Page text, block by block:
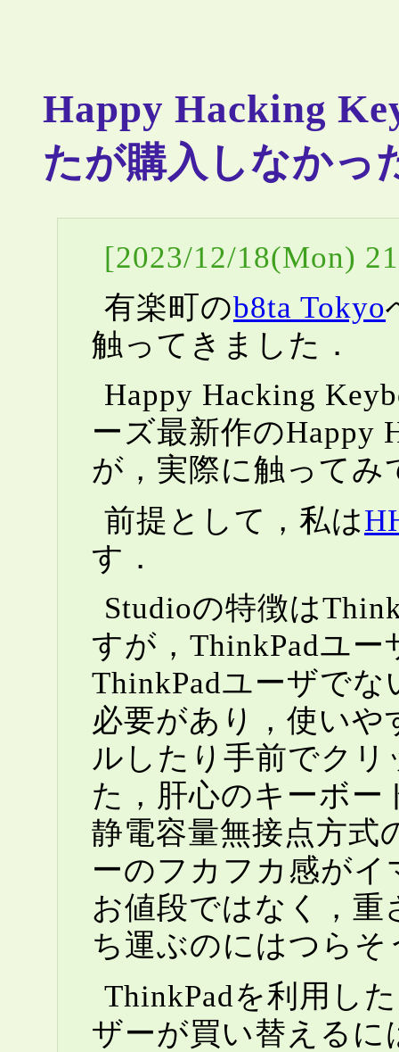
Happy Hacking
たが購入しなかっ
[2023/12/18(Mon)
有楽町のb8ta Tokyo
触ってきました．
Happy Hacking
ーズ最新作のHappy
が，実際に触ってみ
前提として，私は
す．
Studioの特徴は
すが，ThinkPadユ
ThinkPadユーザで
必要があり，使い
ルしたり手前でク
た，肝心のキーボ
静電容量無接点方式
ーのフカフカ感がイ
お値段ではなく，重
ち運ぶのにはつらそ
ThinkPadを利用し
ザーが買い替えるに